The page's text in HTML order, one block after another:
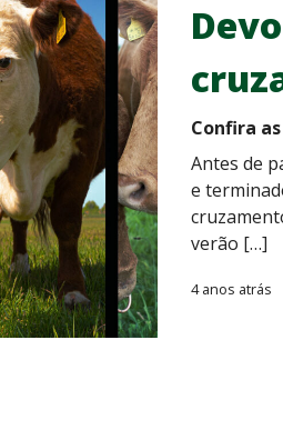
Confira
Antes de
e
verão […]
4 anos atrás